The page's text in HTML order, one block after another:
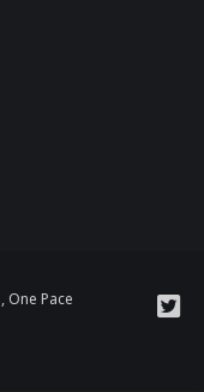
One Pace